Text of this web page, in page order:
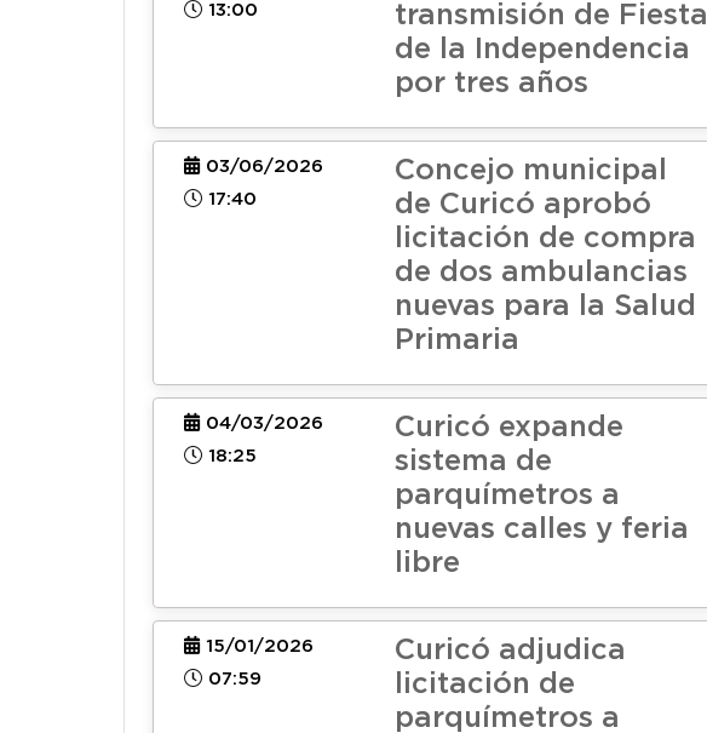
13:00
transmisión de Fiesta
de la Independencia
por tres años
03/06/2026
17:40
Concejo municipal
de Curicó aprobó
licitación de compra
de dos ambulancias
nuevas para la Salud
Primaria
04/03/2026
18:25
Curicó expande
sistema de
parquímetros a
nuevas calles y feria
libre
15/01/2026
07:59
Curicó adjudica
licitación de
parquímetros a